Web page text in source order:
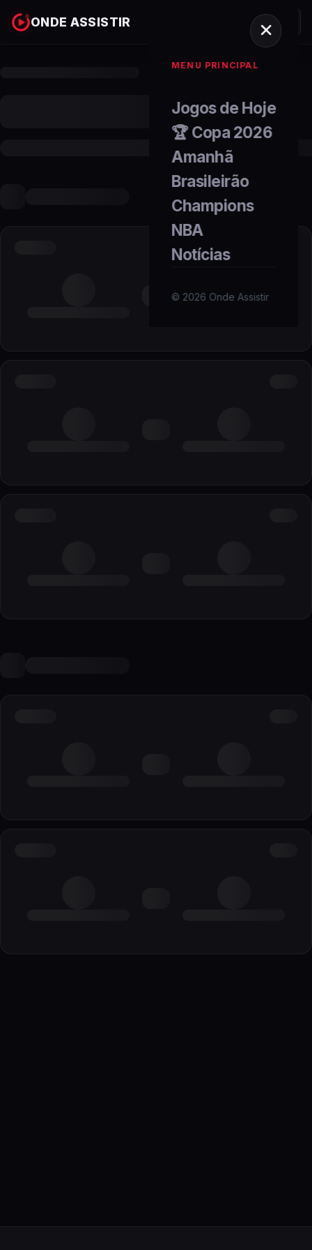
ONDE ASSISTIR
MENU PRINCIPAL
Jogos de Hoje
🏆 Copa 2026
Amanhã
Brasileirão
Champions
NBA
Notícias
© 2026 Onde Assistir